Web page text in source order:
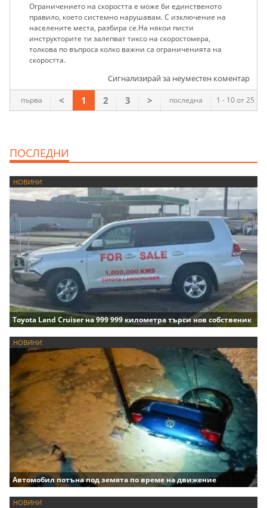
Ограничението на скоростта е може би единственото
правило, което системно нарушавам. С изключение на
населените места, разбира се.На някои писти
инструкторите ти залепват тиксо на скоростомера,
толкова по въпроса колко важни са ограниченията на
скоростта.
Сигнализирай за неуместен коментар
1 - 10 от 25
първа < 1 2 3 > последна
ПОСЛЕДНИ
НОВИНИ
Toyota Land Cruiser на 999 999 километра търси нов собственик
НОВИНИ
Автомобил потъна под земята по време на движение
НОВИНИ